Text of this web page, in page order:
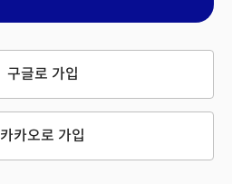
구글로 가입
카카오로 가입